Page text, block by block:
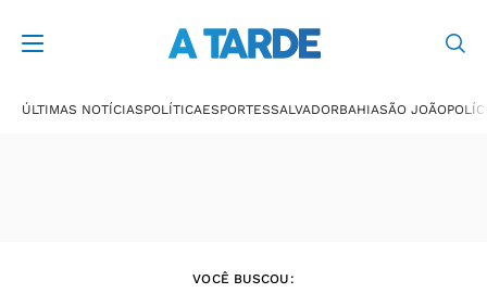
ÚLTIMAS NOTÍCIASPOLÍTICAESPORTESSALVADORBAHIASÃO JOÃO
VOCÊ BUSCOU: